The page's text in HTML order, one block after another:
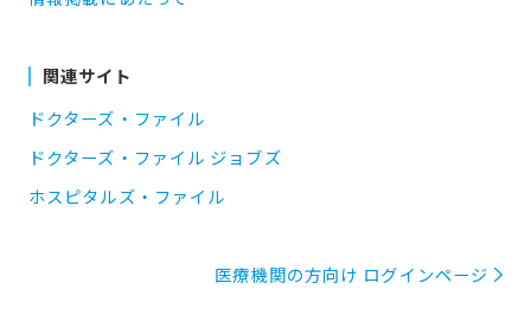
関連サイト
ドクターズ・ファイル
ドクターズ・ファイル ジョブズ
ホスピタルズ・ファイル
医療機関の方向け ログインページ